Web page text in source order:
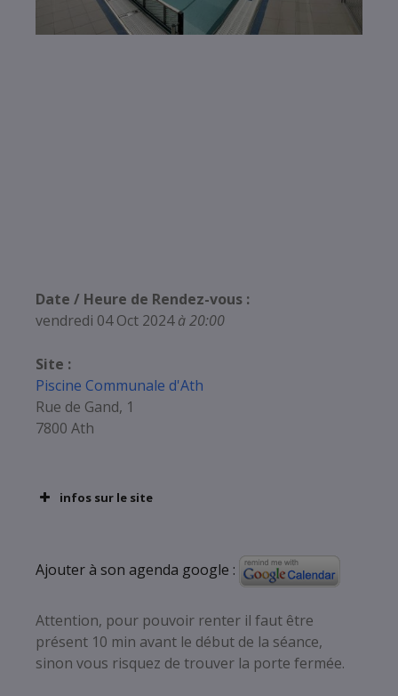
Date / Heure de Rendez-vous :
vendredi 04 Oct 2024à 20:00
Site :
Piscine Communale d'Ath
Rue de Gand, 1
7800 Ath
infos sur le site
Ajouter à son agenda google :
Attention, pour pouvoir renter il faut être
présent 10 min avant le début de la séance,
sinon vous risquez de trouver la porte fermée.